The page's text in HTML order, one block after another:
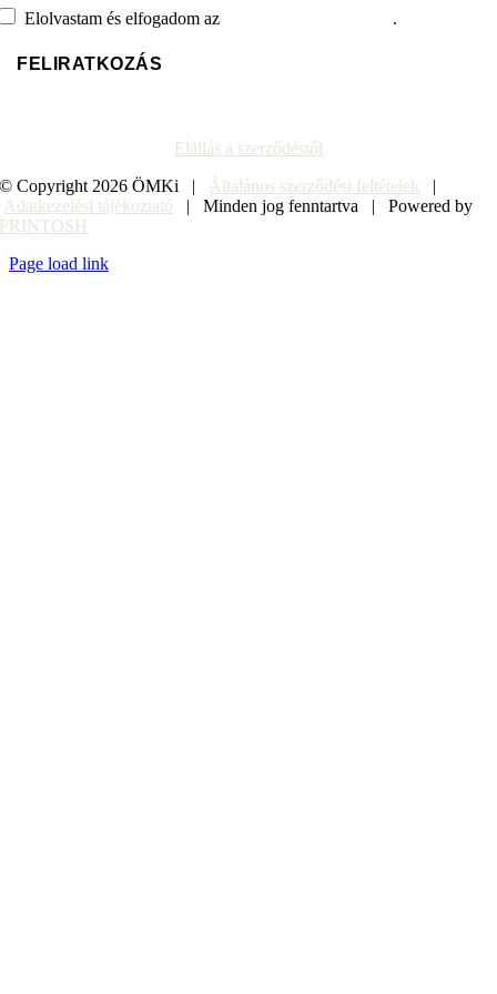
Elolvastam és elfogadom az .
Elállás a szerződéstől
© Copyright 2026 ÖMKi | Általános szerződési feltételek |
Adatkezelési tájékoztató | Minden jog fenntartva | Powered by
PRINTOSH
Page load link